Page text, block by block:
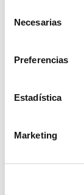
Necesarias
Preferencias
Estadística
Marketing
dental